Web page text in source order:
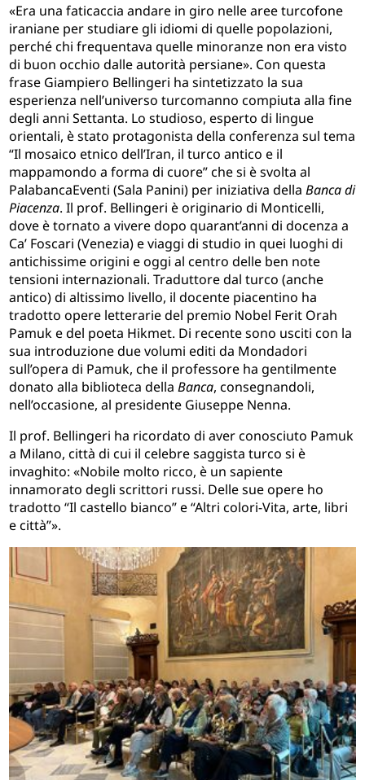
«Era una faticaccia andare in giro nelle aree turcofone
iraniane per studiare gli idiomi di quelle popolazioni,
perché chi frequentava quelle minoranze non era visto
di buon occhio dalle autorità persiane». Con questa
frase Giampiero Bellingeri ha sintetizzato la sua
esperienza nell’universo turcomanno compiuta alla fine
degli anni Settanta. Lo studioso, esperto di lingue
orientali, è stato protagonista della conferenza sul tema
“Il mosaico etnico dell’Iran, il turco antico e il
mappamondo a forma di cuore”che si è svoltaal
PalabancaEventi (Sala Panini) per iniziativa dellaBanca di
Piacenza. Il prof. Bellingeri è originario di Monticelli,
dove è tornato a vivere dopo quarant’anni di docenza a
Ca’ Foscari (Venezia) e viaggi di studio in quei luoghi di
antichissime origini e oggi al centro delle ben note
tensioni internazionali. Traduttore dal turco (anche
antico) di altissimo livello, il docente piacentino ha
tradotto opere letterarie del premio Nobel Ferit Orah
Pamuk e del poeta Hikmet. Di recente sono usciti con la
sua introduzione due volumi editi da Mondadori
sull’opera di Pamuk, che il professore ha gentilmente
donato alla biblioteca dellaBanca, consegnandoli,
nell’occasione, al presidente Giuseppe Nenna.
Il prof. Bellingeri ha ricordato di aver conosciuto Pamuk
a Milano, città di cui il celebre saggista turco si è
invaghito: «Nobile molto ricco, è un sapiente
innamorato degli scrittori russi. Delle sue opere ho
tradotto “Il castello bianco” e “Altri colori-Vita, arte, libri
e città”».